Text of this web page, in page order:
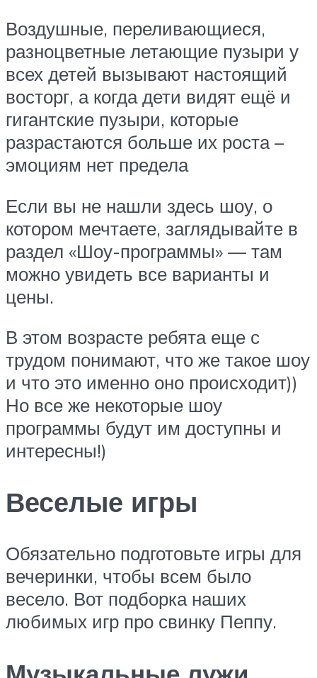
Воздушные, переливающиеся,
разноцветные летающие пузыри у
всех детей вызывают настоящий
восторг, а когда дети видят ещё и
гигантские пузыри, которые
разрастаются больше их роста –
эмоциям нет предела
Если вы не нашли здесь шоу, о
котором мечтаете, заглядывайте в
раздел «Шоу-программы» — там
можно увидеть все варианты и
цены.
В этом возрасте ребята еще с
трудом понимают, что же такое шоу
и что это именно оно происходит))
Но все же некоторые шоу
программы будут им доступны и
интересны!)
Веселые игры
Обязательно подготовьте игры для
вечеринки, чтобы всем было
весело. Вот подборка наших
любимых игр про свинку Пеппу.